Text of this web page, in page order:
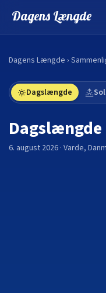
Dagens Længde
Dagens Længde ›
Dagslængde
Dagslængde
6. august 2026 · Varde,